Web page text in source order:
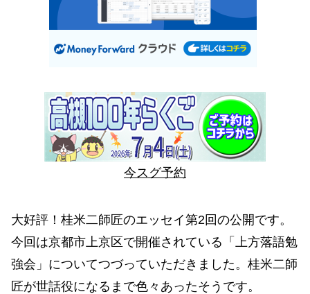
今スグ予約
大好評！桂米二師匠のエッセイ第2回の公開です。
今回は京都市上京区で開催されている「上方落語勉
強会」についてつづっていただきました。桂米二師
匠が世話役になるまで色々あったそうです。